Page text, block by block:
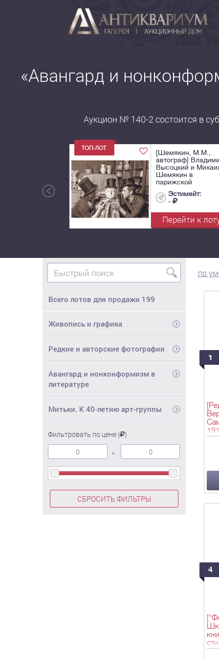
«Авангард и
Аукцион № 140-2 состоится в
[Шемякин, М.М.,
автограф]
Высоцкий и
Шемякин в
парижской
мастерской
художника. 1977.
Фотограф - ...
Эстимейт:
-
Перейти к
🔍
Всего лотов для продажи 199
Живопись и графика
Редкие и авторские фотографии
Авангард и нонконформизм в
литературе
Митьки. К 40-летию арт-группы
Фильтровать по цене ( )
СБРОСИТЬ ФИЛЬТРЫ
по
1
4